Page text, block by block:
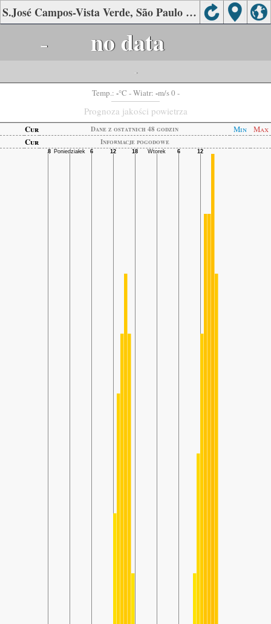
S.José Campos-Vista Verde, São Paulo Jakość powietrza.
- no data
-
Temp.: -°C - Wiatr: -m/s 0 -
Prognoza jakości powietrza
Cur Dane z ostatnich 48 godzin Min
Max
Cur
Informacje pogodowe